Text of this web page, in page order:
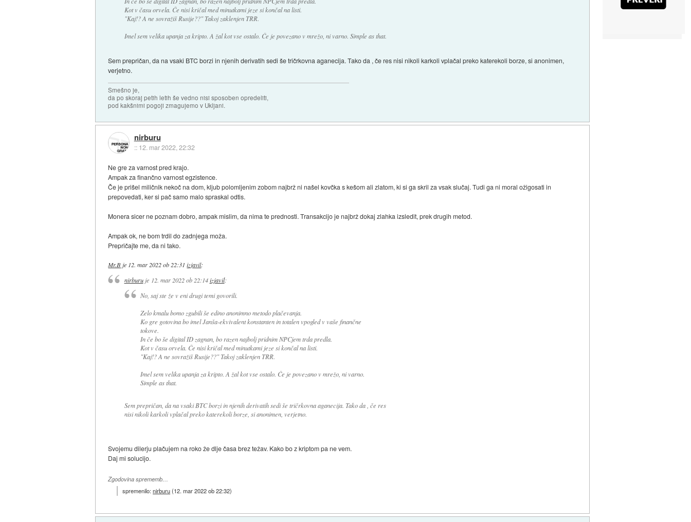
Kot v času orvela. Če nisi kričal med minutkami jeze si končal na listi.
"Kaj!? A ne sovražiš Rusije??" Takoj zaklenjen TRR.
Imel sem velika upanja za kripto. A žal kot vse ostalo. Če je povezano v mrežo, ni varno. Simple as that.
Sem prepričan, da na vsaki BTC borzi in njenih derivatih sedi še tričrkovna aganecija. Tako da , če res nisi nikoli karkoli vplačal preko katerekoli borze, si anonimen,
verjetno.
Smešno je,
da po skoraj petih letih še vedno nisi sposoben opredeliti,
pod kakšnimi pogoji zmagujemo v Ukljani.
nirburu
:: 12. mar 2022, 22:32
Ne gre za varnost pred krajo.
Ampak za finančno varnost egzistence.
Če je prišel miličnik nekoč na dom, kljub polomljenim zobom najbrž ni našel kovčka s kešom ali zlatom, ki si ga skril za vsak slučaj. Tudi ga ni moral ožigosati in
prepovedati, ker si pač samo malo spraskal odtis.
Monera sicer ne poznam dobro, ampak mislim, da nima te prednosti. Transakcijo je najbrž dokaj zlahka izsledit, prek drugih metod.
Ampak ok, ne bom trdil do zadnjega moža.
Prepričajte me, da ni tako.
Mr.B je 12. mar 2022 ob 22:31 izjavil:
nirburuje 12. mar 2022 ob 22:14 izjavil:
No, saj ste že v eni drugi temi govorili.
Zelo kmalu bomo zgubili še edino anonimno metodo plačevanja.
Ko gre gotovina bo imel Janša-ekvivalent konstanten in totalen vpogled v vaše finančne
tokove.
In če bo še digital ID zagnan, bo razen najbolj pridnim NPCjem trda predla.
Kot v času orvela. Če nisi kričal med minutkami jeze si končal na listi.
"Kaj!? A ne sovražiš Rusije??" Takoj zaklenjen TRR.
Imel sem velika upanja za kripto. A žal kot vse ostalo. Če je povezano v mrežo, ni varno.
Simple as that.
Sem prepričan, da na vsaki BTC borzi in njenih derivatih sedi še tričrkovna aganecija. Tako da , če res
nisi nikoli karkoli vplačal preko katerekoli borze, si anonimen, verjetno.
Svojemu dilerju plačujem na roko že dlje časa brez težav. Kako bo z kriptom pa ne vem.
Daj mi solucijo.
Zgodovina sprememb…
spremenilo:nirburu(12. mar 2022 ob 22:32)